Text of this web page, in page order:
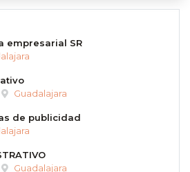
empresarial SR
Guadalajara
de publicidad
Guadalajara